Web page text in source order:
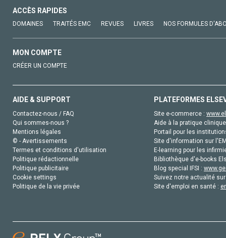
ACCÈS RAPIDES
DOMAINES TRAITÉS EMC REVUES LIVRES NOS FORMULES
MON COMPTE
CRÉER UN COMPTE
AIDE & SUPPORT
Contactez-nous / FAQ
Qui sommes-nous ?
Mentions légales
© - Avertissements
Termes et conditions d'utilisation
Politique rédactionnelle
Politique publicitaire
Cookie settings
Politique de la vie privée
PLATEFORMES
Site e-commerce :
Aide à la pratique
Portail pour les
Site d'information sur
E-learning pour les
Bibliothèque d'e-books
Blog special IFSI :
Suivez notre actualité
Site d'emploi en santé :